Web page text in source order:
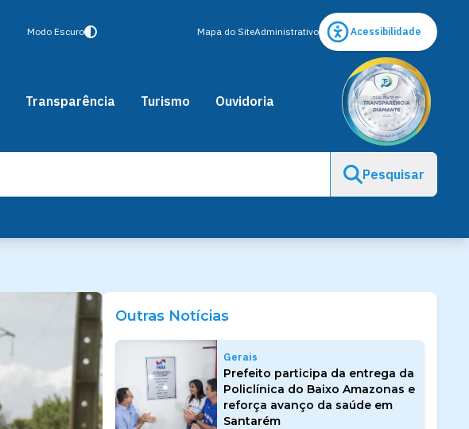
Modo Escuro Mapa do SiteAdministrativo Acessibilidade
Transparência Turismo Ouvidoria
Pesquisar
Outras Notícias
Gerais
Prefeito participa da entrega da
Policlínica do Baixo Amazonas e
reforça avanço da saúde em
Santarém